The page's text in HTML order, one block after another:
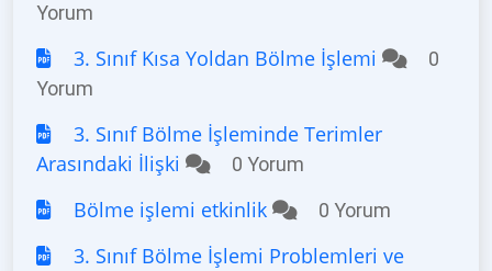
Yorum
3. Sınıf Kısa Yoldan Bölme İşlemi
0
Yorum
3. Sınıf Bölme İşleminde Terimler
Arasındaki İlişki
0 Yorum
Bölme işlemi etkinlik 0 Yorum
3. Sınıf Bölme İşlemi Problemleri ve